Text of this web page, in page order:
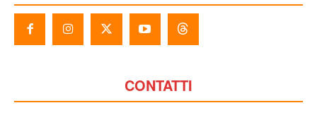
CONTATTI